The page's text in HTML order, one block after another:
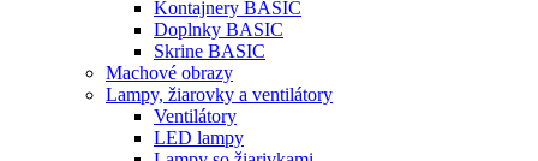
Kontajnery BASIC
Doplnky BASIC
Skrine BASIC
Machové obrazy
Lampy, žiarovky a ventilátory
Ventilátory
LED lampy